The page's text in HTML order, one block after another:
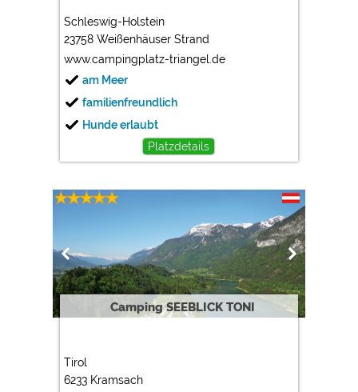
Schleswig-Holstein
23758 Weißenhäuser Strand
www.campingplatz-triangel.de
am Meer
familienfreundlich
Hunde erlaubt
Platzdetails
Camping SEEBLICK TONI
Tirol
6233 Kramsach